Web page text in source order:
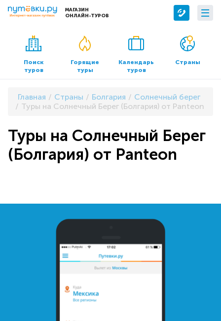
МАГАЗИН
ОНЛАЙН-ТУРОВ
Сервисы
Бронирование отелей
Трансфер
О компании
О нас
Контакты
Документы и реквизиты
Поиск
туров
Горящие
туры
Календарь
туров
Страны
Главная Страны Болгария
Солнечный берег
Туры на Солнечный Берег (Болгария) от Panteon
Туры на Солнечный Берег
(Болгария) от Panteon